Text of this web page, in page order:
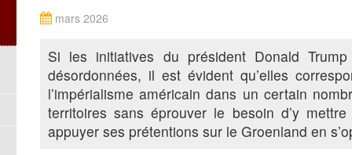
mars 2026
Si les initiatives du président Donald
désordonnées, il est évident qu’elles
l’impérialisme américain dans un certain
territoires sans éprouver le besoin d’y
appuyer ses prétentions sur le Groenland en